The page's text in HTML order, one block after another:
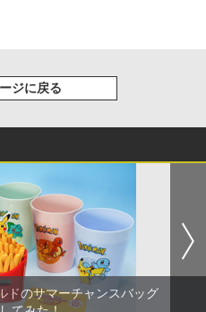
ジに戻る
ドのサマーチャンスバッグ